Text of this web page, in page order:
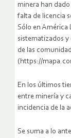
minera han
falta de licencia
Sólo en América
sistematizados
de las
(https://
En los últimos
entre minería y
incidencia de la
Se suma a lo